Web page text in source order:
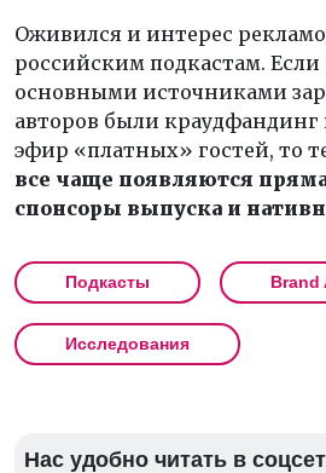
Оживился и интерес
российским подкастам.
основными источниками
авторов были
эфир «платных» гостей, то
все чаще появляются
спонсоры выпуска и
Подкасты Brand
Исследования
Нас удобно читать в